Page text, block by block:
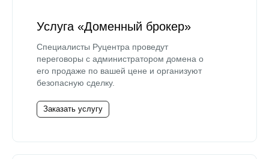
Услуга «Доменный брокер»
Специалисты Руцентра проведут
переговоры с администратором домена о
его продаже по вашей цене и организуют
безопасную сделку.
Заказать услугу